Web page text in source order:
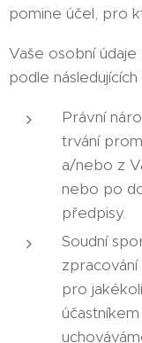
pomine účel, pro
Vaše osobní
podle
Právní
trvání
a/nebo z
nebo po
předpisy.
Soudní
zpracování
pro